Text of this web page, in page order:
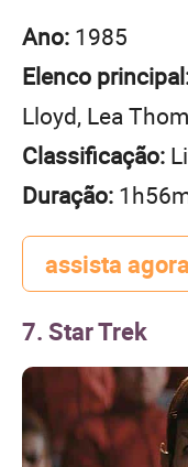
Ano: 1985
Elenco
Lloyd, Lea
Classificação:
Duração:
assista
7. Star Trek